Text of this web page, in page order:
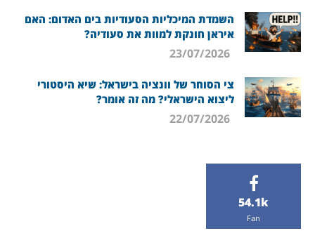
השמדת המיכליות הסעודיות בים האדום: האם
איראן חונקת למוות את סעודיה?
צי הסוחר של וונציה בישראל: שיא היסטורי
ליצוא הישראלי? מה זה אומר?
54.1k
Fan